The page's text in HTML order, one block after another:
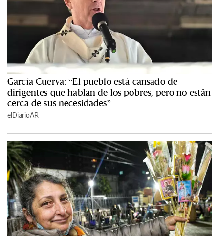
García Cuerva: “El pueblo está cansado de
dirigentes que hablan de los pobres, pero no están
cerca de sus necesidades”
elDiarioAR